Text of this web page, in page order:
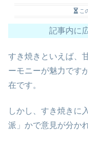
こ
記事内に
すき焼きといえば、
ーモニーが魅力です
在です。
しかし、すき焼きに
派」かで意見が分か